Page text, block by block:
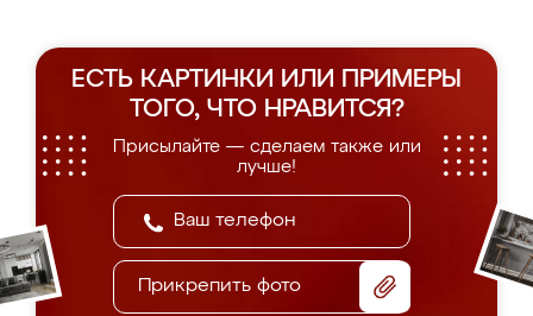
ЕСТЬ КАРТИНКИ ИЛИ ПРИМЕРЫ
ТОГО, ЧТО НРАВИТСЯ?
Присылайте — сделаем также или
лучше!
Прикрепить фото